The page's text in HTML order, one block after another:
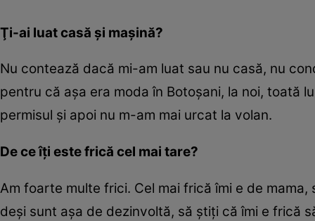
Ţi-ai luat casă și mașină?
Nu contează dacă mi-am luat sau nu casă, nu
pentru că aşa era moda în Botoşani, la noi, toată
permisul şi apoi nu m-am mai urcat la volan.
De ce îţi este frică cel mai tare?
Am foarte multe frici. Cel mai frică îmi e de
deşi sunt aşa de dezinvoltă, să ştiţi că îmi e frică